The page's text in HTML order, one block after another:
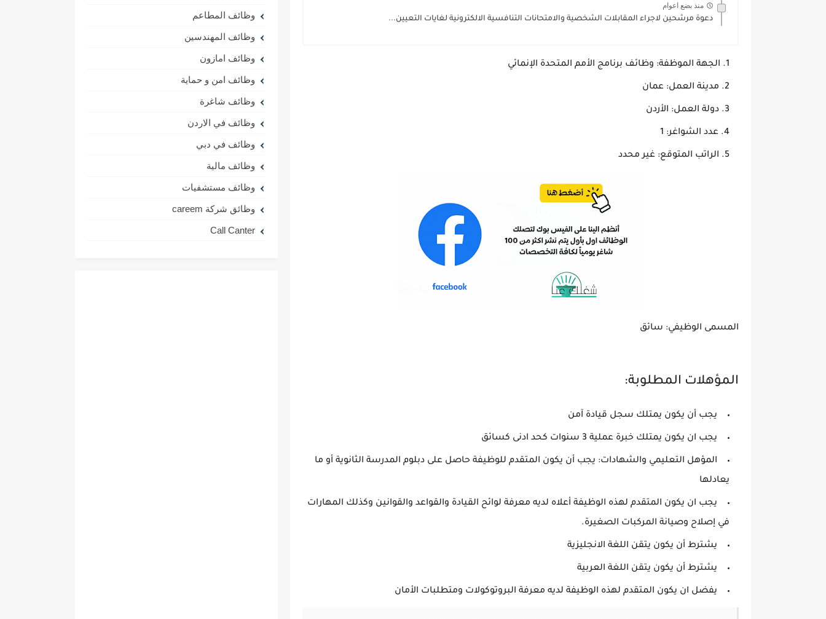
منذ بضع اعوام
دعوة مرشحين لاجراء المقابلات الشخصية والامتحانات التنافسية الالكترونية لغايات التعيين...
الجهة الموظفة: وظائف برنامج الأمم المتحدة الإنمائي
مدينة العمل: عمان
دولة العمل: الأردن
عدد الشواغر: 1
الراتب المتوقع: غير محدد
المسمى الوظيفي: سائق
المؤهلات المطلوبة:
يجب أن يكون يمتلك سجل قيادة آمن
يجب ان يكون يمتلك خبرة عملية 3 سنوات كحد ادنى كسائق
المؤهل التعليمي والشهادات: يجب أن يكون المتقدم للوظيفة حاصل على دبلوم المدرسة الثانوية أو ما
يعادلها
يجب ان يكون المتقدم لهذه الوظيفة أعلاه لديه معرفة لوائح القيادة والقواعد والقوانين وكذلك المهارات
في إصلاح وصيانة المركبات الصغيرة.
يشترط أن يكون يتقن اللغة الانجليزية
يشترط أن يكون يتقن اللغة العربية
يفضل ان يكون المتقدم لهذه الوظيفة لديه معرفة البروتوكولات ومتطلبات الأمان
وظائف المطاعم
وظائف المهندسين
وظائف امازون
وظائف امن و حماية
وظائف شاغرة
وظائف في الاردن
وظائف في دبي
وظائف مالية
وظائف مستشفيات
وظائق شركة careem
Call Canter